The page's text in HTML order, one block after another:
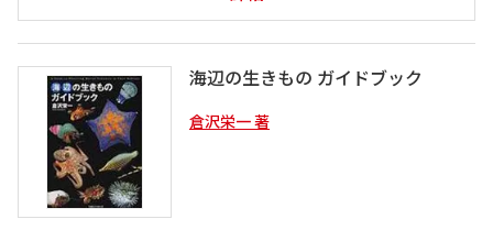
海辺の生きもの ガイドブック
倉沢栄一 著